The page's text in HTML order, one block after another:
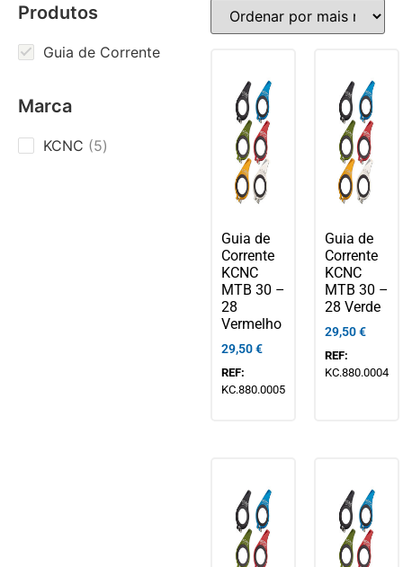
Produtos
Guia de Corrente
Marca
KCNC 5
Guia de
Corrente
KCNC
MTB 30 –
28
Vermelho
29,50€
REF:
KC.880.0005
Guia de
Corrente
KCNC
MTB 30 –
28 Verde
29,50€
REF:
KC.880.0004